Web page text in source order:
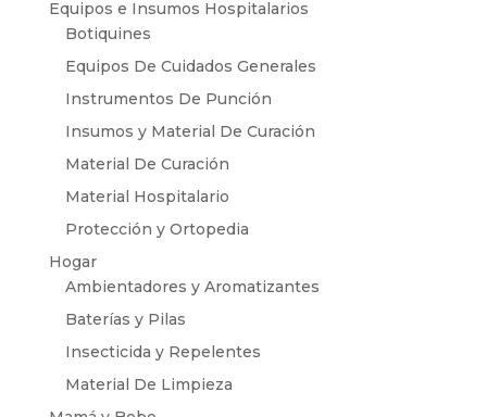
Equipos e Insumos Hospitalarios
Botiquines
Equipos De Cuidados Generales
Instrumentos De Punción
Insumos y Material De Curación
Material De Curación
Material Hospitalario
Protección y Ortopedia
Hogar
Ambientadores y Aromatizantes
Baterías y Pilas
Insecticida y Repelentes
Material De Limpieza